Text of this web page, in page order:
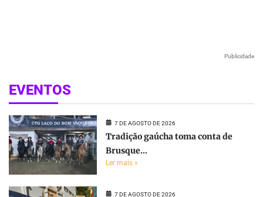
Publicidade
EVENTOS
7 DE AGOSTO DE 2026
Tradição gaúcha toma conta de
Brusque...
Ler mais »
7 DE AGOSTO DE 2026